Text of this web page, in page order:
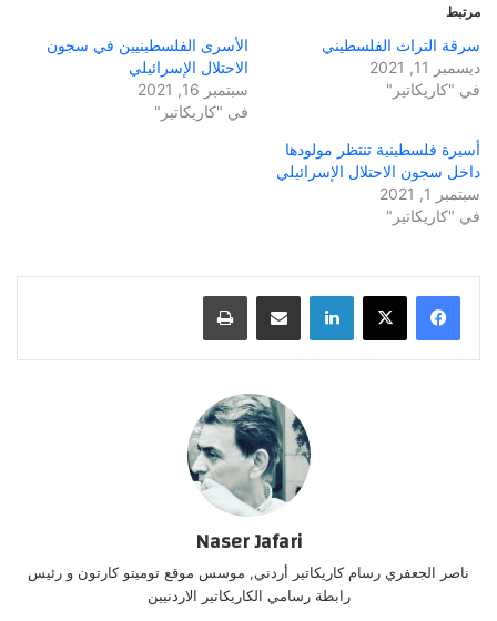
مرتبط
سرقة التراث الفلسطيني
ديسمبر 11, 2021
في "كاريكاتير"
الأسرى الفلسطينيين في سجون
الاحتلال الإسرائيلي
سبتمبر 16, 2021
في "كاريكاتير"
أسيرة فلسطينية تنتظر مولودها
داخل سجون الاحتلال الإسرائيلي
سبتمبر 1, 2021
في "كاريكاتير"
لينكدإن مشاركة عبر البريد طباعة
Naser Jafari
ناصر الجعفري رسام كاريكاتير أردني, موسس موقع توميتو كارتون و رئيس
رابطة رسامي الكاريكاتير الاردنيين